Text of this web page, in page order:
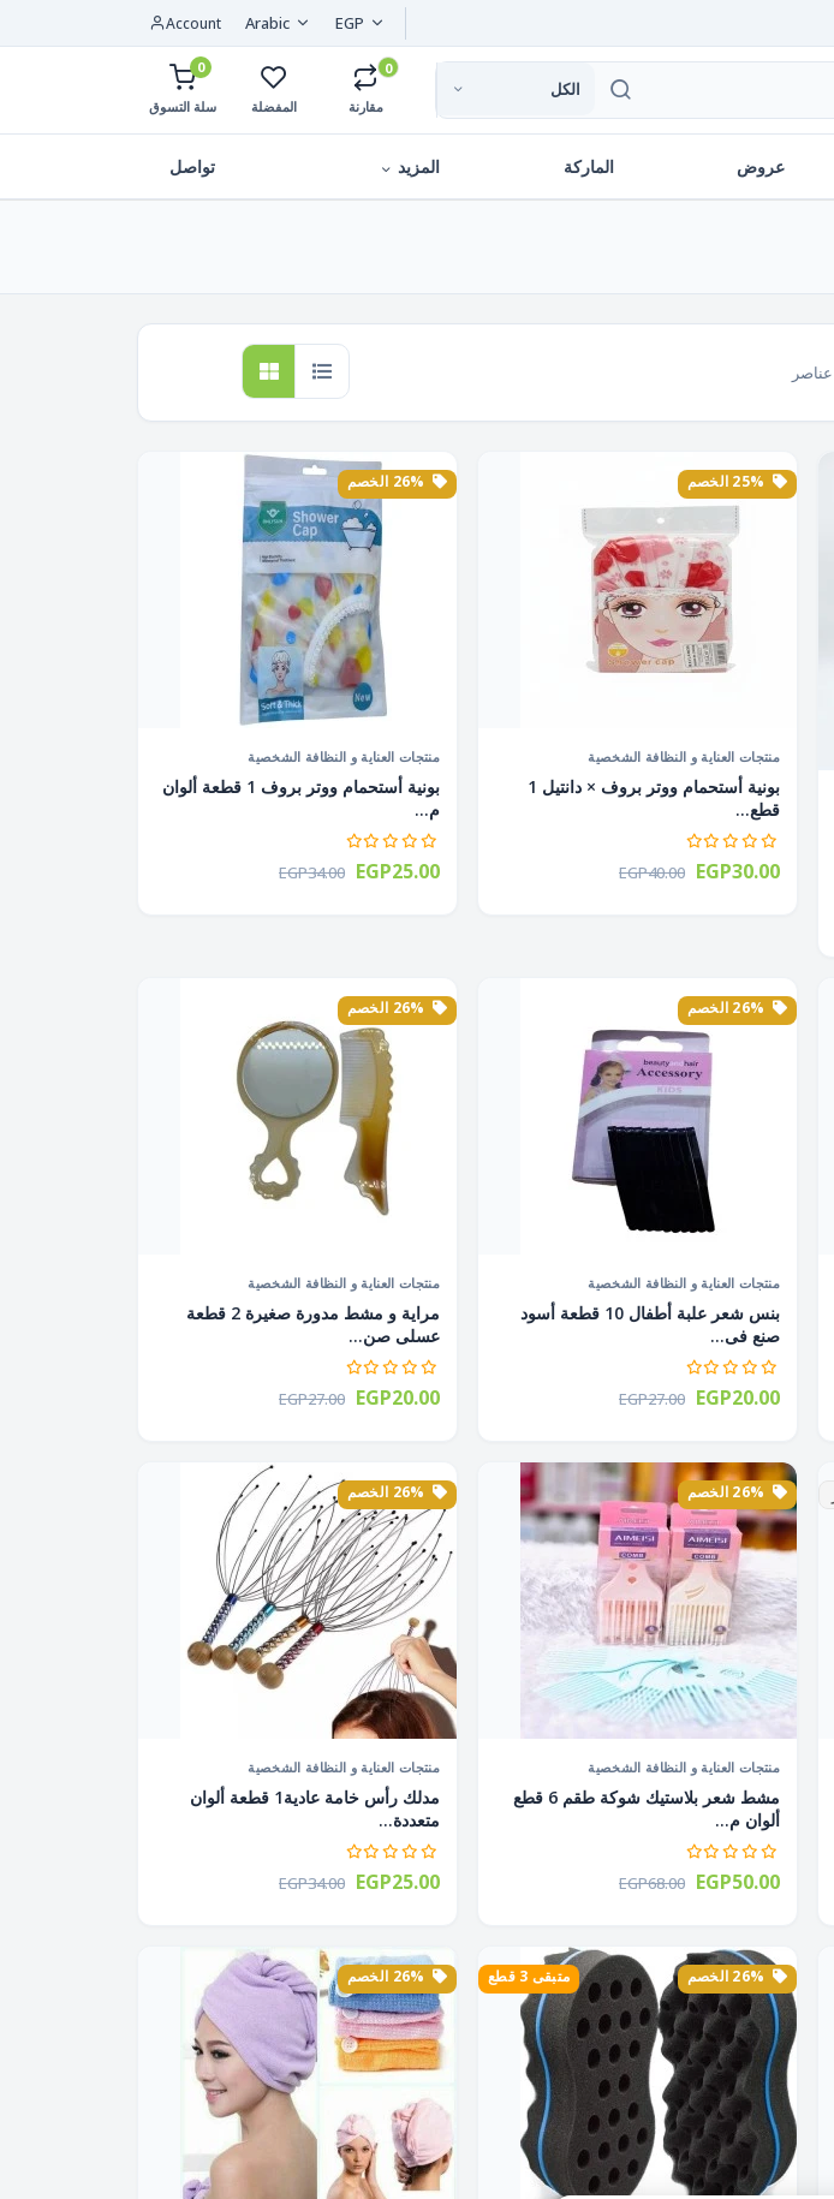
EGP
Arabic
Account
الكل
0
مقارنة المفضلة
0
سلة التسوق
عروض الماركة المزيد تواصل
منتجات العناية و النظافة الشخصية
بونية أستحمام ووتر بروف × دانتيل 1
قطع...
EGP40.00 EGP30.00
منتجات العناية و النظافة الشخصية
بونية أستحمام ووتر بروف 1 قطعة ألوان
م...
EGP34.00 EGP25.00
منتجات العناية و النظافة الشخصية
بنس شعر علبة أطفال 10 قطعة أسود
صنع فى...
EGP27.00 EGP20.00
منتجات العناية و النظافة الشخصية
مراية و مشط مدورة صغيرة 2 قطعة
عسلى صن...
EGP27.00 EGP20.00
منتجات العناية و النظافة الشخصية
مشط شعر بلاستيك شوكة طقم 6 قطع
ألوان م...
EGP68.00 EGP50.00
منتجات العناية و النظافة الشخصية
مدلك رأس خامة عادية1 قطعة ألوان
متعددة...
EGP34.00 EGP25.00
متبقى 3 قطع